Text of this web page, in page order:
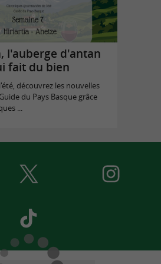
l'auberge d'antan
fait du bien
découvrez les nouvelles
du Pays Basque grâce
...